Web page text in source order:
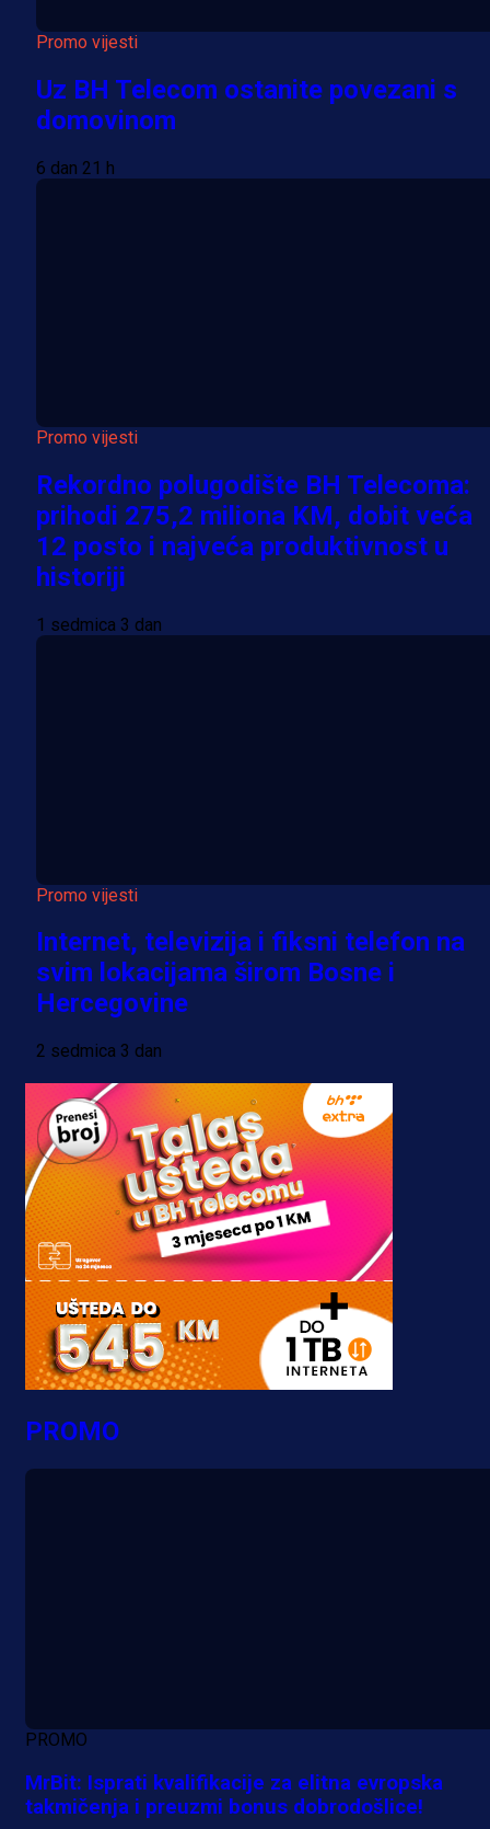
Promo vijesti
Uz BH Telecom ostanite povezani s
domovinom
6 dan 21 h
Promo vijesti
Rekordno polugodište BH Telecoma:
prihodi 275,2 miliona KM, dobit veća
12 posto i najveća produktivnost u
historiji
1 sedmica 3 dan
Promo vijesti
Internet, televizija i fiksni telefon na
svim lokacijama širom Bosne i
Hercegovine
2 sedmica 3 dan
PROMO
PROMO
MrBit: Isprati kvalifikacije za elitna evropska
takmičenja i preuzmi bonus dobrodošlice!